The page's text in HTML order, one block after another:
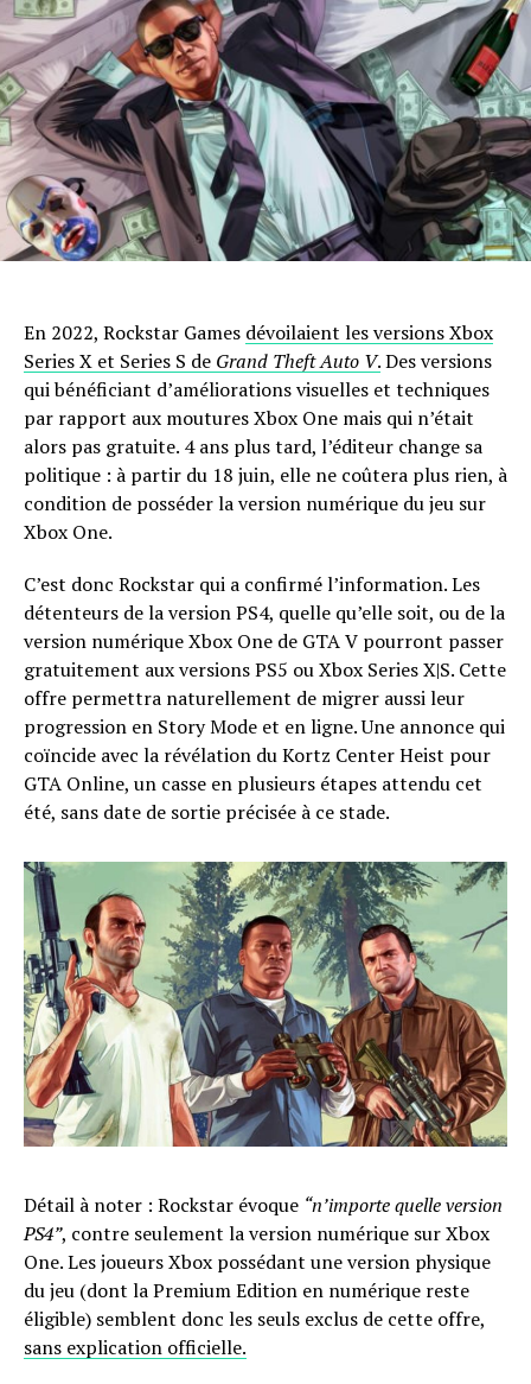
En 2022, Rockstar Games dévoilaient les versions Xbox
Series X et Series S de Grand Theft Auto V.Des versions
qui bénéficiant d’améliorations visuelles et techniques
par rapport aux moutures Xbox One mais qui n’était
alors pas gratuite. 4 ans plus tard, l’éditeur change sa
politique : à partir du 18 juin, elle ne coûtera plus rien, à
condition de posséder la version numérique du jeu sur
Xbox One.
C’est donc Rockstar qui a confirmé l’information. Les
détenteurs de la version PS4, quelle qu’elle soit, ou de la
version numérique Xbox One de GTA V pourront passer
gratuitement aux versions PS5 ou Xbox Series X|S. Cette
offre permettra naturellement de migrer aussi leur
progression en Story Mode et en ligne. Une annonce qui
coïncide avec la révélation du Kortz Center Heist pour
GTA Online, un casse en plusieurs étapes attendu cet
été, sans date de sortie précisée à ce stade.
Détail à noter : Rockstar évoque “n’importe quelle version
PS4”, contre seulement la version numérique sur Xbox
One. Les joueurs Xbox possédant une version physique
du jeu (dont la Premium Edition en numérique reste
éligible) semblent donc les seuls exclus de cette offre,
sans explication officielle.